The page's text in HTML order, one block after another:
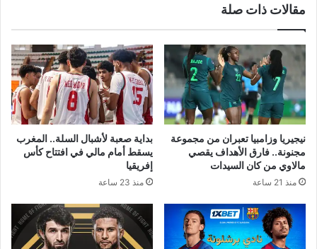
مقالات ذات صلة
نيجيريا وزامبيا تعبران من مجموعة
مجنونة.. فارق الأهداف يقصي
مالاوي من كان السيدات
منذ 21 ساعة
بداية صعبة لأشبال السلة.. المغرب
يسقط أمام مالي في افتتاح كأس
إفريقيا
منذ 23 ساعة